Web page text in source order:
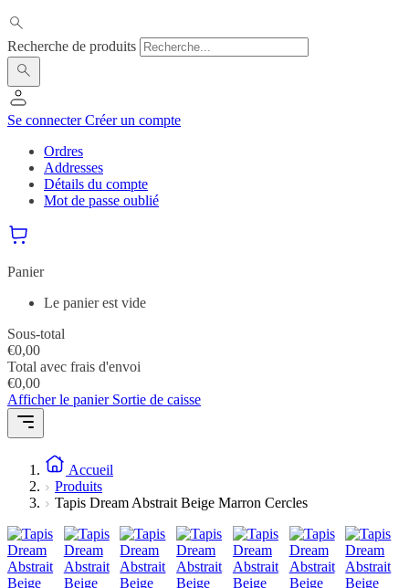
Recherche de produits
Se connecterCréer un compte
Ordres
Addresses
Détails du compte
Mot de passe oublié
Panier
Le panier est vide
Sous-total
€0,00
Total avec frais d'envoi
€0,00
Afficher le panier Sortie de caisse
Accueil
Produits
Tapis Dream Abstrait Beige Marron Cercles